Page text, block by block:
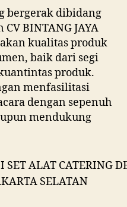
bergerak dibidang
CV BINTANG JAYA
kualitas produk
baik dari segi
produk.
menfasilitasi
dengan sepenuh
mendukung